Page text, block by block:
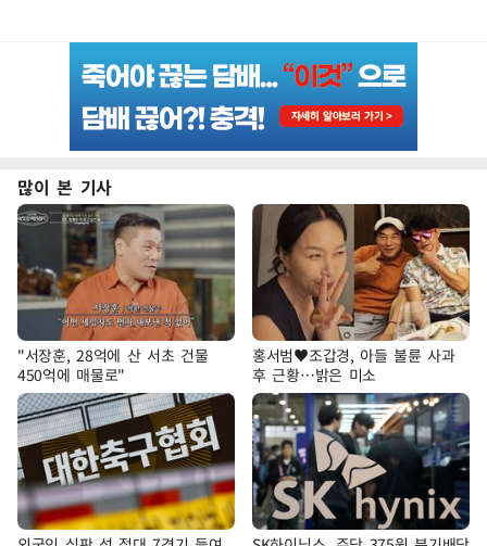
많이 본 기사
"서장훈, 28억에 산 서초 건물
450억에 매물로"
홍서범♥조갑경, 아들 불륜 사과
후 근황…밝은 미소